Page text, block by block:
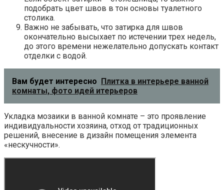
подобрать цвет швов в тон основы туалетного
столика.
Важно не забывать, что затирка для швов
окончательно высыхает по истечении трех недель,
до этого времени нежелательно допускать контакт
отделки с водой.
Вам будет интересно Плитка в интерьере ванной
комнаты, фото идей итерьеров
Укладка мозаики в ванной комнате – это проявление
индивидуальности хозяина, отход от традиционных
решений, внесение в дизайн помещения элемента
«нескучности».